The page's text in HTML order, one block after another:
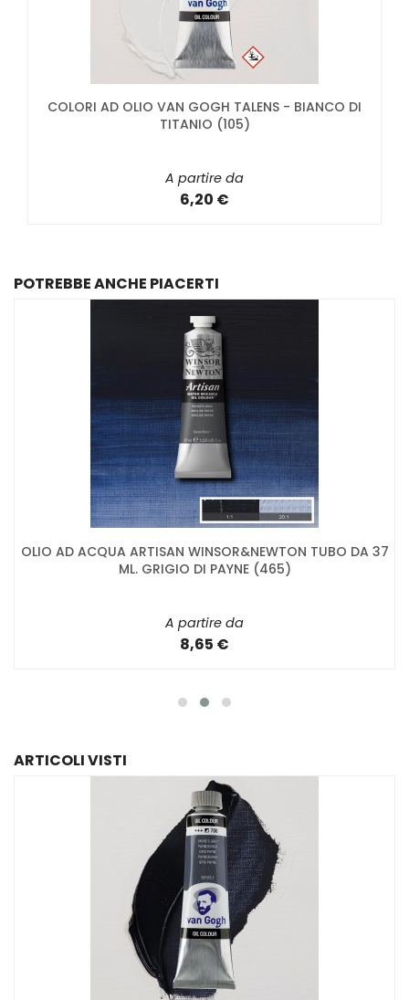
COLORI AD OLIO VAN GOGH TALENS - BIANCO DI
TITANIO (105)
A partire da
6,20 €
POTREBBE ANCHE PIACERTI
OLIO AD ACQUA ARTISAN WINSOR&NEWTON TUBO DA 37
ML. GRIGIO DI PAYNE (465)
A partire da
8,65 €
ARTICOLI VISTI